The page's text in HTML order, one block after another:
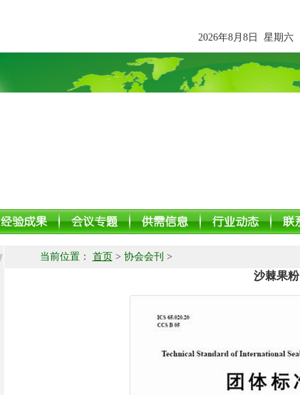
2026年8月8日 星期六
当前位置： 首页 > 协会会刊 >
沙棘果粉